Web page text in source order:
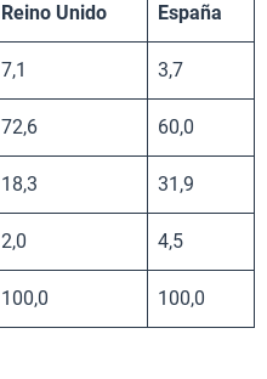
Reino Unido España
7,1 3,7
72,6 60,0
18,3 31,9
2,0 4,5
100,0 100,0